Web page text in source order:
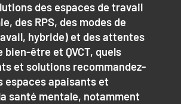
des espaces de travail
des RPS, des modes de
hybride) et des attentes
bien-être et QVCT, quels
et solutions recommandez-
espaces apaisants et
santé mentale, notamment